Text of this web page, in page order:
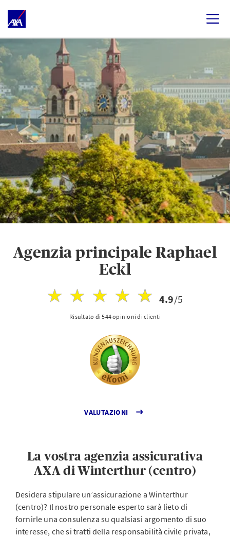
Agenzia principale Raphael
Eckl
4.9/5
Risultato di 544 opinioni di clienti
VALUTAZIONI
La vostra agenzia assicurativa
AXA di Winterthur (centro)
Desidera stipulare un’assicurazione a Winterthur
(centro)? Il nostro personale esperto sarà lieto di
fornirle una consulenza su qualsiasi argomento di suo
interesse, che si tratti della responsabilità civile privata,